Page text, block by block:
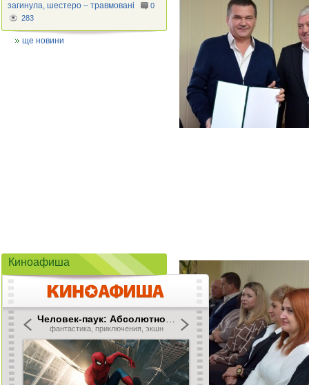
загинула, шестеро – травмовані
0
283
ще новини
Киноафиша